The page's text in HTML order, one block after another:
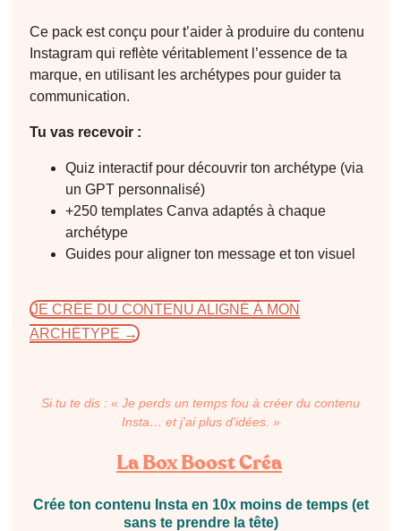
Ce pack est conçu pour t’aider à produire du contenu
Instagram qui reflète véritablement l’essence de ta
marque, en utilisant les archétypes pour guider ta
communication.
Tu vas recevoir :
Quiz interactif pour découvrir ton archétype (via
un GPT personnalisé)
+250 templates Canva adaptés à chaque
archétype
Guides pour aligner ton message et ton visuel
JE CRÉE DU CONTENU ALIGNÉ À MON
ARCHÉTYPE →
Si tu te dis : « Je perds un temps fou à créer du contenu
Insta… et j’ai plus d’idées. »
La Box Boost Créa
Crée ton contenu Insta en 10x moins de temps (et
sans te prendre la tête)